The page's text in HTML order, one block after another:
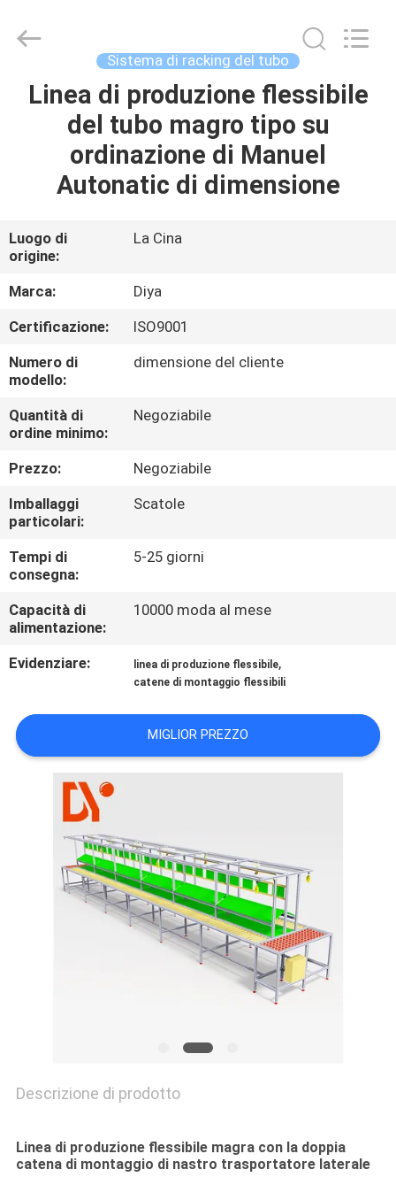
CASA
PRODOTTI
NOI
GIRO
DELLA
FABBRICA
CONTROLLO
DI
QUALITÀ
CONTATTICI
NOTIZIE
CASI
CITAZIONE
MAPPA
Equipment
Sistema di racking del tubo
Linea di produzione flessibile
del tubo magro tipo su
ordinazione di Manuel
Autonatic di dimensione
Luogo di
origine:
La Cina
Marca:
Diya
Certificazione:
ISO9001
Numero di
modello:
dimensione del cliente
Quantità di
ordine minimo:
Negoziabile
Prezzo:
Negoziabile
Imballaggi
particolari:
Scatole
Tempi di
consegna:
5-25 giorni
Capacità di
alimentazione:
10000 moda al mese
Evidenziare: linea di produzione flessibile,
catene di montaggio flessibili
MIGLIOR PREZZO
Descrizione di prodotto
Linea di produzione flessibile magra con la doppia
catena di montaggio di nastro trasportatore laterale